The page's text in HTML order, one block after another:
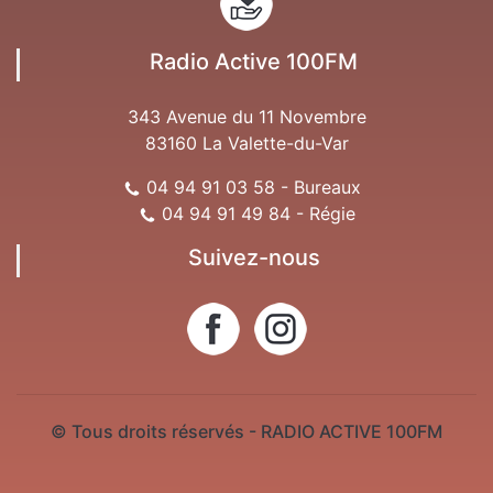
Radio Active 100FM
343 Avenue du 11 Novembre
83160 La Valette-du-Var
04 94 91 03 58 - Bureaux
04 94 91 49 84 - Régie
Suivez-nous
© Tous droits réservés - RADIO ACTIVE 100FM